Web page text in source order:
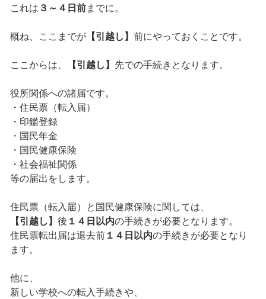
これは ３～４日前までに。
概ね、ここまでが【引越し】 前にやっておくことです。
ここからは、 【引越し】 先での手続きとなります。
役所関係への諸届です。
・住民票（転入届）
・印鑑登録
・国民年金
・国民健康保険
・社会福祉関係
等の届出をします。
住民票（転入届）と国民健康保険に関しては、
【引越し】 後 １４日以内の手続きが必要となります。
住民票転出届は退去前１４日以内の手続きが必要となり
ます。
他に、
新しい学校への転入手続きや、